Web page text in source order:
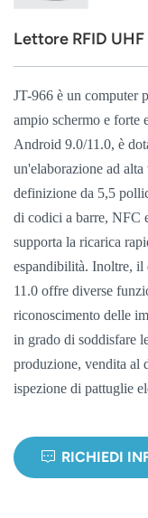
Lettore RFID
JT-966 è un computer
ampio schermo e forte
Android 9.0/11.0, è
un'elaborazione ad
definizione da 5,5
di codici a barre, NFC
supporta la ricarica
espandibilità. Inoltre, il
11.0 offre diverse
riconoscimento delle
in grado di soddisfare
produzione, vendita al
ispezione di pattuglie
RICHIEDI